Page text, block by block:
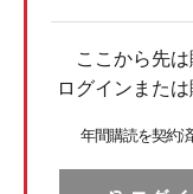
ここから先
ログインまた
年間購読を契約